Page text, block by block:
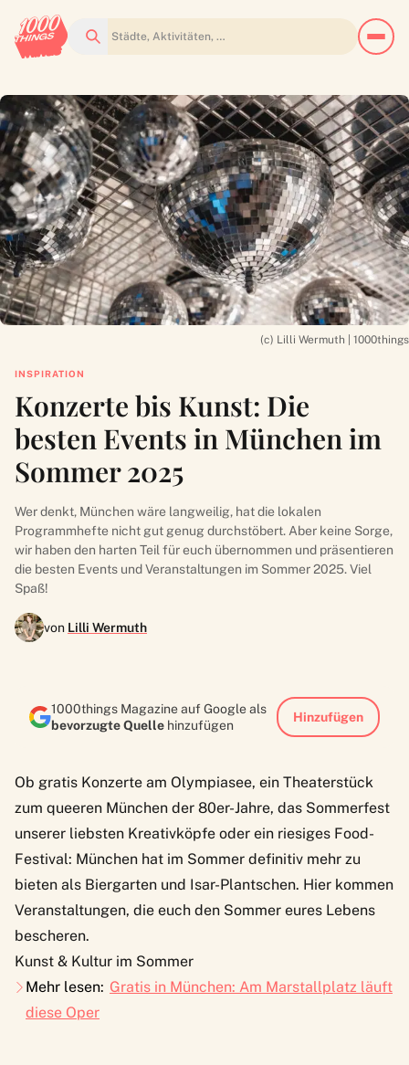
Suchen
(c) Lilli Wermuth | 1000things
INSPIRATION
Konzerte bis Kunst: Die
besten Events in München im
Sommer 2025
Wer denkt, München wäre langweilig, hat die lokalen
Programmhefte nicht gut genug durchstöbert. Aber keine Sorge,
wir haben den harten Teil für euch übernommen und präsentieren
die besten Events und Veranstaltungen im Sommer 2025. Viel
Spaß!
von Lilli Wermuth
1000things Magazine auf Google als
bevorzugte Quelle hinzufügen
Hinzufügen
Ob gratis Konzerte am Olympiasee, ein Theaterstück
zum queeren München der 80er-Jahre, das Sommerfest
unserer liebsten Kreativköpfe oder ein riesiges Food-
Festival: München hat im Sommer definitiv mehr zu
bieten als Biergarten und Isar-Plantschen. Hier kommen
Veranstaltungen, die euch den Sommer eures Lebens
bescheren.
Kunst & Kultur im Sommer
Mehr lesen: Gratis in München: Am Marstallplatz läuft
diese Oper